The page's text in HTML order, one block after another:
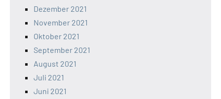
Dezember 2021
November 2021
Oktober 2021
September 2021
August 2021
Juli 2021
Juni 2021